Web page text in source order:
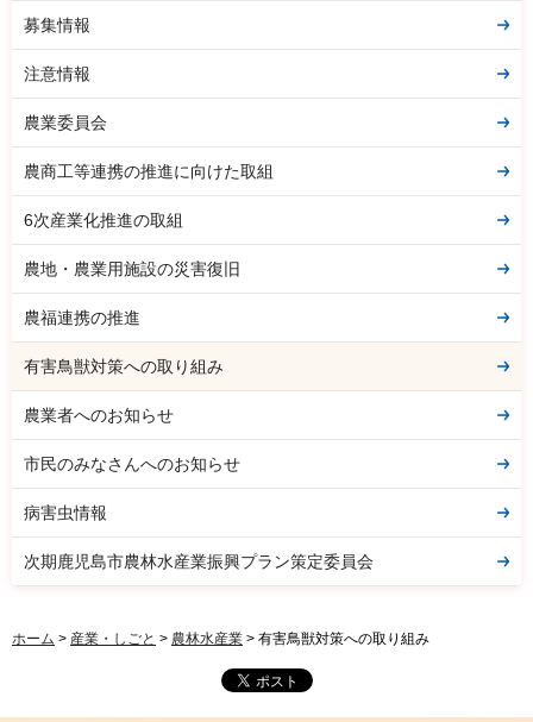
募集情報
注意情報
農業委員会
農商工等連携の推進に向けた取組
6次産業化推進の取組
農地・農業用施設の災害復旧
農福連携の推進
有害鳥獣対策への取り組み
農業者へのお知らせ
市民のみなさんへのお知らせ
病害虫情報
次期鹿児島市農林水産業振興プラン策定委員会
ホーム > 産業・しごと > 農林水産業 > 有害鳥獣対策への取り組み